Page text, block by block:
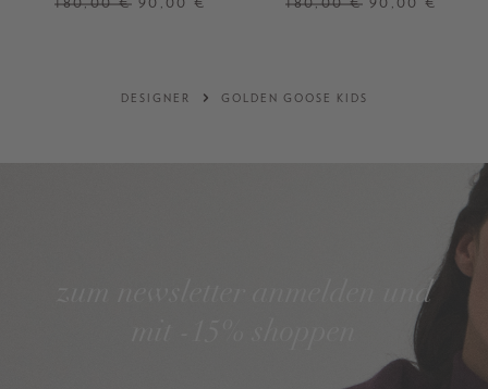
DESIGNER GOLDEN GOOSE KIDS
zum newsletter anmelden und